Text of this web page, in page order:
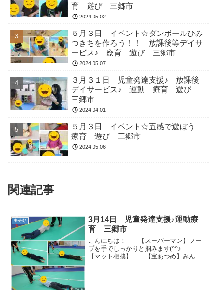
育 遊び 三郷市
2024.05.02
５月３日 イベント☆ダンボールひみ
つきちを作ろう！！ 放課後等デイサ
ービス♪ 療育 遊び 三郷市
2024.05.07
３月３１日 児童発達支援♪ 放課後
デイサービス♪ 運動 療育 遊び
三郷市
2024.04.01
５月３日 イベント☆五感で遊ぼう
療育 遊び 三郷市
2024.05.06
関連記事
未分類
3月14日 児童発達支援♪運動療
育 三郷市
こんにちは！ 【スーパーマン】フー
プを手でしっかりと掴みます(^^♪
【マット相撲】 【宝あつめ】みんな